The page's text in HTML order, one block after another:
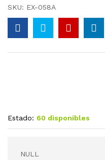
SKU: EX-058A
Estado: 60 disponibles
NULL